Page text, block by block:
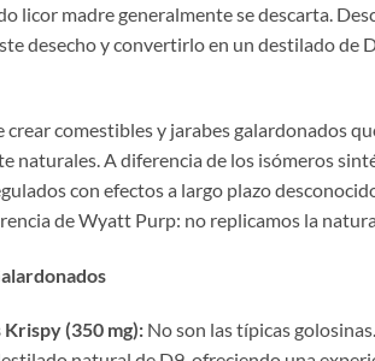
licor madre generalmente se descarta.
desecho y convertirlo en un destilado de
comestibles y jarabes galardonados
naturales. A diferencia de los isómeros
con efectos a largo plazo
de Wyatt Purp: no replicamos la
(350 mg):No son las típicas